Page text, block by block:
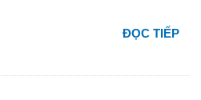
ĐỌC TIẾP